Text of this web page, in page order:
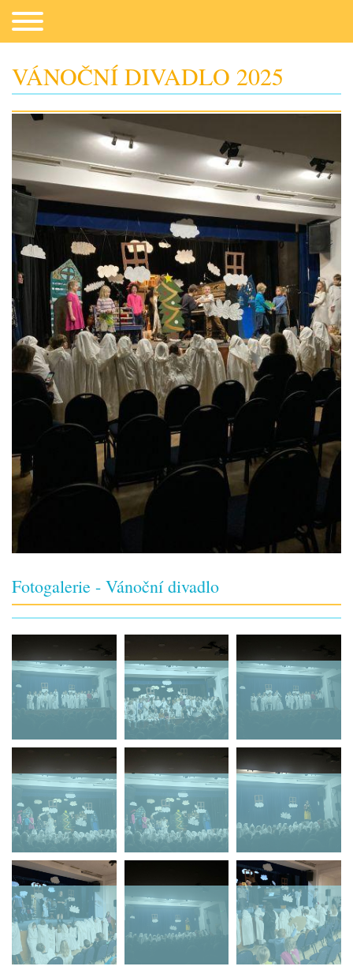
Co potřebujeme
Fotogalerie
Kontakt
VÁNOČNÍ DIVADLO 2025
Fotogalerie - Vánoční divadlo